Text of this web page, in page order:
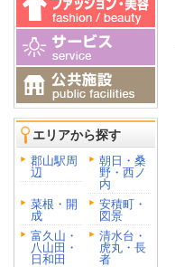
エリアから探す
郡山駅周
辺
朝日・桑
野・西ノ
内
菜根・開
成
安積町・
図景
富久山・
八山田・
日和田
清水台・
虎丸・長
者